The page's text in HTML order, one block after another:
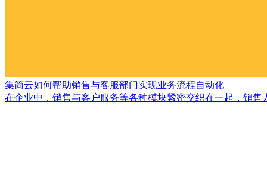
集简云如何帮助销售与客服部门实现业务流程自动化
在企业中，销售与客户服务等各种模块紧密交织在一起，销